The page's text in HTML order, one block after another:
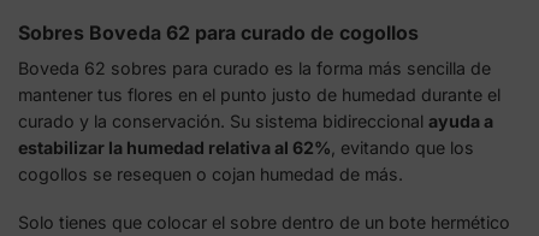
Sobres Boveda 62 para curado de cogollos
Boveda 62 sobres para curado es la forma más sencilla de
mantener tus flores en el punto justo de humedad durante el
curado y la conservación. Su sistema bidireccional ayuda a
estabilizar la humedad relativa al 62% , evitando que los
cogollos se resequen o cojan humedad de más.
Solo tienes que colocar el sobre dentro de un bote hermético